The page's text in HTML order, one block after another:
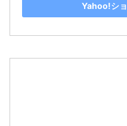
Yahoo!シ